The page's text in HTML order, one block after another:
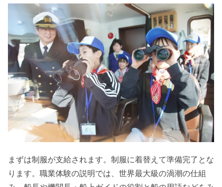
まずは制服が支給されます。制服に着替えて準備完了とな
ります。職業体験の説明では、世界最大級の渦潮の仕組